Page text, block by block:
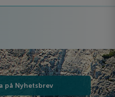
på Nyhetsbrev